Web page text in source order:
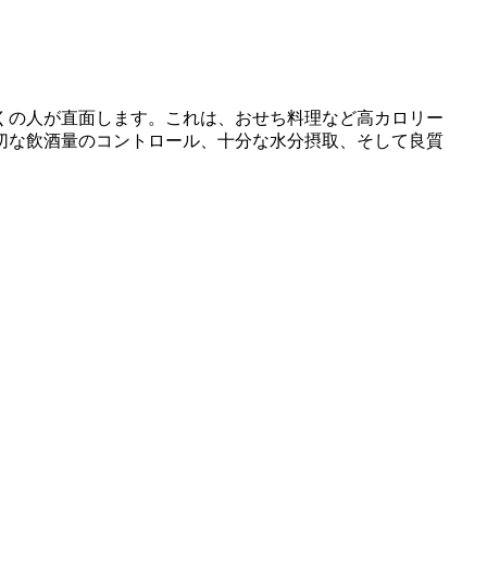
人が直面します。これは、おせち料理など高カロリー
飲酒量のコントロール、十分な水分摂取、そして良質